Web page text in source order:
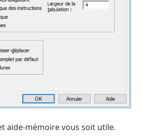
aide-mémoire vous soit utile.